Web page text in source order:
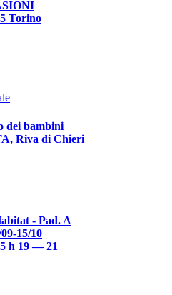
Torino
dei bambini
Riva di Chieri
- Pad. A
15/10
h 19 — 21